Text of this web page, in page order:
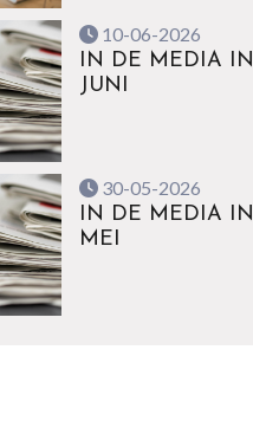
10-06-2026
IN DE MEDIA IN
JUNI
30-05-2026
IN DE MEDIA IN
MEI